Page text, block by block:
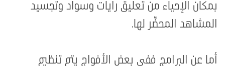
بمكان الإحياء من تعليق رايات وسواد وتجسيد
المشاهد المحضّر لها.
أما عن البرامج ففي بعض الأفواج يتم تنظيم